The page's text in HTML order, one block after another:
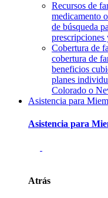
Recursos de
medicamento
de búsqueda
prescripciones
Cobertura de
cobertura de
beneficios
planes
Colorado o
Asistencia para
Asistencia para
Atrás